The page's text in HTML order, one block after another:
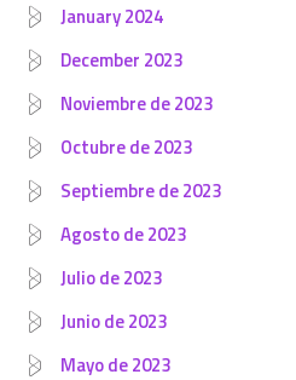
January 2024
December 2023
Noviembre de 2023
Octubre de 2023
Septiembre de 2023
Agosto de 2023
Julio de 2023
Junio de 2023
Mayo de 2023